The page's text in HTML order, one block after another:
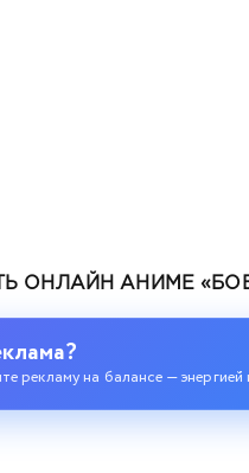
ОНЛАЙН АНИМЕ
рекламу на балансе —